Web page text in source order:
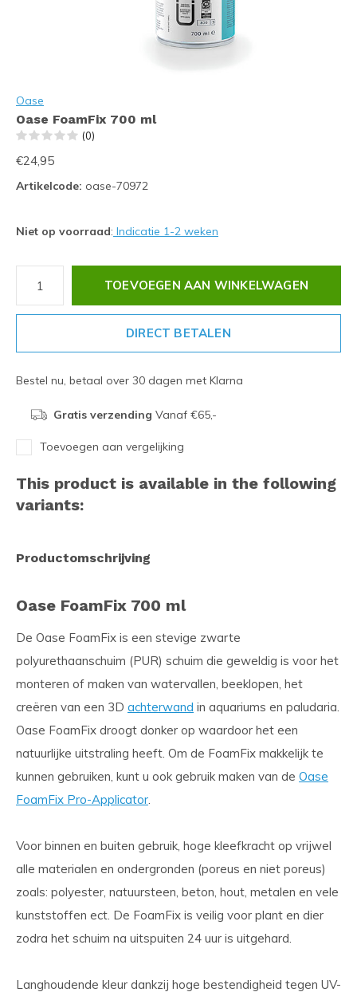
Oase
Oase FoamFix 700 ml
(0)
€24,95
Artikelcode: oase-70972
Niet op voorraad: Indicatie 1-2 weken
TOEVOEGEN AAN WINKELWAGEN
DIRECT BETALEN
Bestel nu, betaal over 30 dagen met Klarna
Gratis verzending Vanaf €65,-
Toevoegen aan vergelijking
This product is available in the following
variants:
Productomschrijving
Oase FoamFix 700 ml
De Oase FoamFix is een stevige zwarte
polyurethaanschuim (PUR) schuim die geweldig is voor het
monteren of maken van watervallen, beeklopen, het
creëren van een 3D achterwand in aquariums en paludaria.
Oase FoamFix droogt donker op waardoor het een
natuurlijke uitstraling heeft. Om de FoamFix makkelijk te
kunnen gebruiken, kunt u ook gebruik maken van de Oase
FoamFix Pro-Applicator.
Voor binnen en buiten gebruik, hoge kleefkracht op vrijwel
alle materialen en ondergronden (poreus en niet poreus)
zoals: polyester, natuursteen, beton, hout, metalen en vele
kunststoffen ect. De FoamFix is veilig voor plant en dier
zodra het schuim na uitspuiten 24 uur is uitgehard.
Langhoudende kleur dankzij hoge bestendigheid tegen UV-